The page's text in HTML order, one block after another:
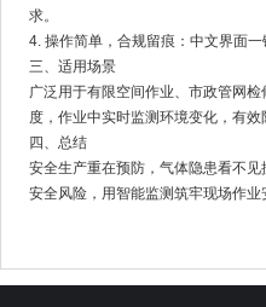
求。
4. 操作简单，合规留痕：中文界面
三、适用场景
广泛用于有限空间作业、市政管网
度，作业中实时监测环境变化，有
四、总结
安全生产重在预防，气体隐患看不
安全风险，用智能监测筑牢现场作